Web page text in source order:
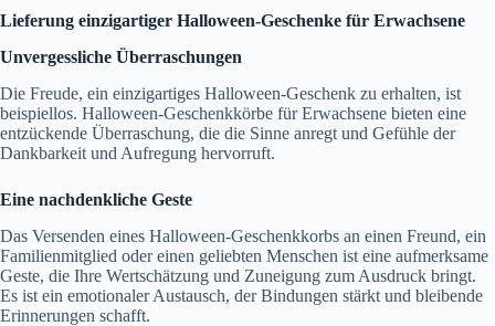
Lieferung einzigartiger Halloween-Geschenke für Erwachsene
Unvergessliche Überraschungen
Die Freude, ein einzigartiges Halloween-Geschenk zu erhalten, ist
beispiellos. Halloween-Geschenkkörbe für Erwachsene bieten eine
entzückende Überraschung, die die Sinne anregt und Gefühle der
Dankbarkeit und Aufregung hervorruft.
Eine nachdenkliche Geste
Das Versenden eines Halloween-Geschenkkorbs an einen Freund, ein
Familienmitglied oder einen geliebten Menschen ist eine aufmerksame
Geste, die Ihre Wertschätzung und Zuneigung zum Ausdruck bringt.
Es ist ein emotionaler Austausch, der Bindungen stärkt und bleibende
Erinnerungen schafft.